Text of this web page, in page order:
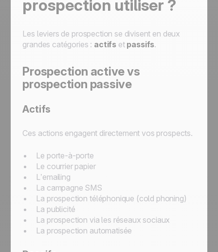
prospection utiliser ?
Les leviers de prospection se divisent en deux
grandes catégories : actifs et passifs.
Prospection active vs
prospection passive
Actifs
Ces actions engagent directement vos prospects.
Le porte-à-porte
Le courrier papier
L’emailing
La campagne SMS
La prospection téléphonique (cold phoning)
La publicité
La prospection via les réseaux sociaux
La prospection automatisée